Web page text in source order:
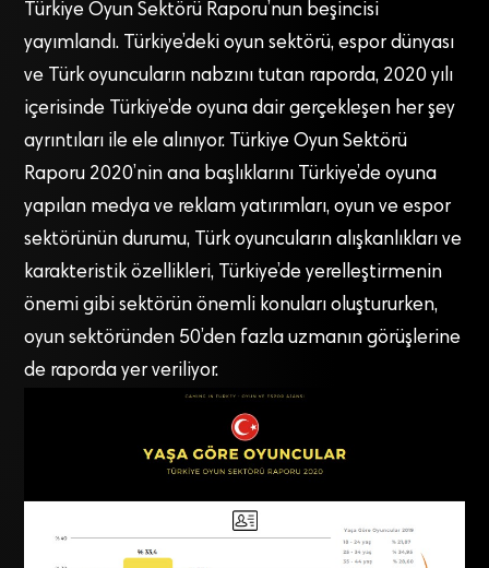
Türkiye Oyun Sektörü Raporu’nun beşincisi
yayımlandı. Türkiye’deki oyun sektörü, espor dünyası
ve Türk oyuncuların nabzını tutan raporda, 2020 yılı
içerisinde Türkiye’de oyuna dair gerçekleşen her şey
ayrıntıları ile ele alınıyor. Türkiye Oyun Sektörü
Raporu 2020’nin ana başlıklarını Türkiye’de oyuna
yapılan medya ve reklam yatırımları, oyun ve espor
sektörünün durumu, Türk oyuncuların alışkanlıkları ve
karakteristik özellikleri, Türkiye’de yerelleştirmenin
önemi gibi sektörün önemli konuları oluştururken,
oyun sektöründen 50’den fazla uzmanın görüşlerine
de raporda yer veriliyor.